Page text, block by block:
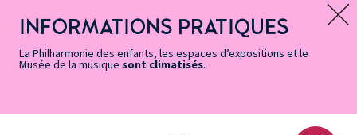
page
Accessibilité
accès
rapides
principal
contenu
principal
page
Message d’information
INFORMATIONS PRATIQUES
La Philharmonie des enfants, les espaces d’expositions et le
Musée de la musique sont climatisés.